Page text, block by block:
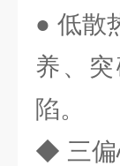
● 低散
养、
陷。
◆ 三偏